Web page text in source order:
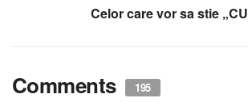
Celor care vor sa stie
Comments 195